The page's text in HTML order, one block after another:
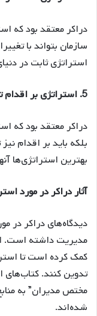
دراکر معتقد بود که
سازمان بتواند با
استراتژی ثابت در
5. استراتژی بر اقدام تمرکز دارد:
دراکر معتقد بود که
بلکه باید بر اقدام
بهترین استراتژی‌ها
آثار دراکر در مورد
دیدگاه‌های دراکر در
مدیریت داشته است.
کمک کرده است تا
تدوین کنند. کتاب‌های
مختص مدیران” به
شده‌اند.